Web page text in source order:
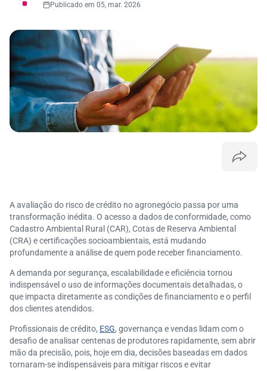
Publicado em 05, mar. 2026
A avaliação do risco de crédito no agronegócio passa por uma
transformação inédita. O acesso a dados de conformidade, como
Cadastro Ambiental Rural (CAR), Cotas de Reserva Ambiental
(CRA) e certificações socioambientais, está mudando
profundamente a análise de quem pode receber financiamento.
A demanda por segurança, escalabilidade e eficiência tornou
indispensável o uso de informações documentais detalhadas, o
que impacta diretamente as condições de financiamento e o perfil
dos clientes atendidos.
Profissionais de crédito, ESG, governança e vendas lidam com o
desafio de analisar centenas de produtores rapidamente, sem abrir
mão da precisão, pois, hoje em dia, decisões baseadas em dados
tornaram-se indispensáveis para mitigar riscos e evitar